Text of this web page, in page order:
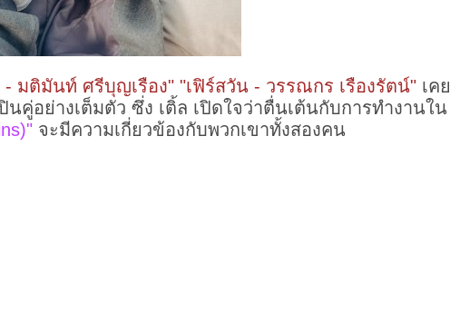
- มติมันท์ ศรีบุญเรือง" "เฟิร์สวัน - วรรณกร เรืองรัตน์" เคย
อย่างเต็มตัว ซึ่ง เติ้ล เปิดใจว่าตื่นเต้นกับการทำงานใน
จะมีความเกี่ยวข้องกับพวกเขาทั้งสองคน